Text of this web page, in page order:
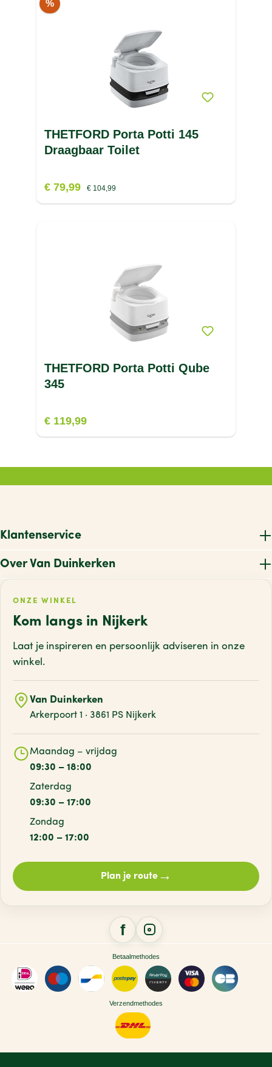
%
THETFORD Porta Potti 145
Draagbaar Toilet
€ 79,99 € 104,99
THETFORD Porta Potti Qube
345
€ 119,99
Klantenservice
Over Van Duinkerken
ONZE WINKEL
Kom langs in Nijkerk
Laat je inspireren en persoonlijk adviseren in onze
winkel.
Van Duinkerken
Arkerpoort 1 · 3861 PS Nijkerk
Maandag – vrijdag
09:30 – 18:00
Zaterdag
09:30 – 17:00
Zondag
12:00 – 17:00
Plan je route→
Betaalmethodes
Verzendmethodes